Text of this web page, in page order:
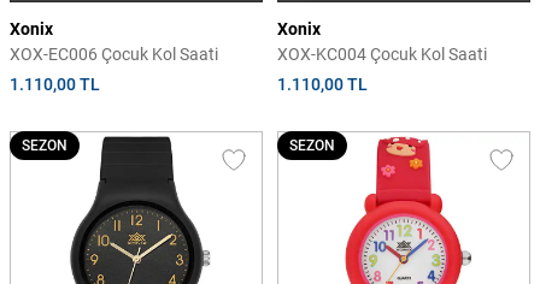
Xonix
XOX-EC006 Çocuk Kol Saati
1.110,00 TL
Xonix
XOX-KC004 Çocuk Kol Saati
1.110,00 TL
SEZON SEZON